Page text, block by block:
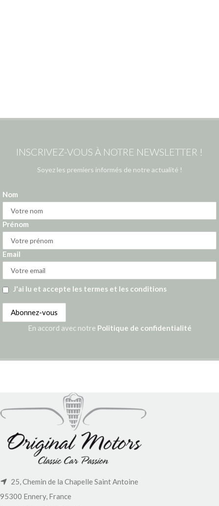
INSCRIVEZ-VOUS À NOTRE NEWSLETTER !
Soyez les premiers informés de notre actualité !
Nom
Prénom
Email
J'ai lu et accepte les termes et les conditions
En accord avec notre Politique de confidentialité
25, Chemin de la Chapelle Saint Antoine
95300 Ennery, France